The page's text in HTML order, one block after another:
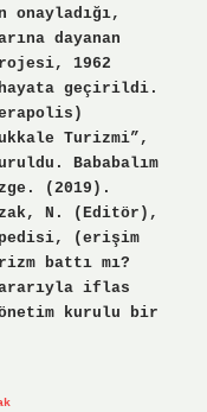
onayladığı,
dayanan
1962
geçirildi.
Turizmi”,
Bababalım
(2019).
N. (Editör),
(erişim
battı mı?
kararıyla iflas
kurulu bir